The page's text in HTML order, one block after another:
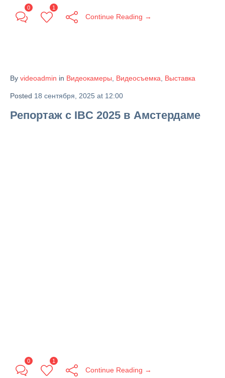
0 1
Continue Reading →
By videoadmin in Видеокамеры Видеосъемка Выставка
Posted 18 сентября, 2025 at 12:00
Репортаж с IBC 2025 в Амстердаме
0 1
Continue Reading →